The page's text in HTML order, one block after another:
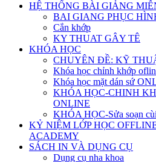
HỆ THỐNG BÀI GIẢNG
BAI GIANG PHỤC
Cắn khớp
KY THUAT GÂY TÊ
KHÓA HỌC
CHUYÊN ĐỀ: KỸ
Khóa học chỉnh khớp
Khóa học mặt dán sứ
KHÓA HỌC-CHINH
ONLINE
KHÓA HỌC-Sửa soạn
KỶ NIỆM LỚP HỌC
ACADEMY
SÁCH IN VÀ DỤNG CỤ
Dụng cụ nha khoa